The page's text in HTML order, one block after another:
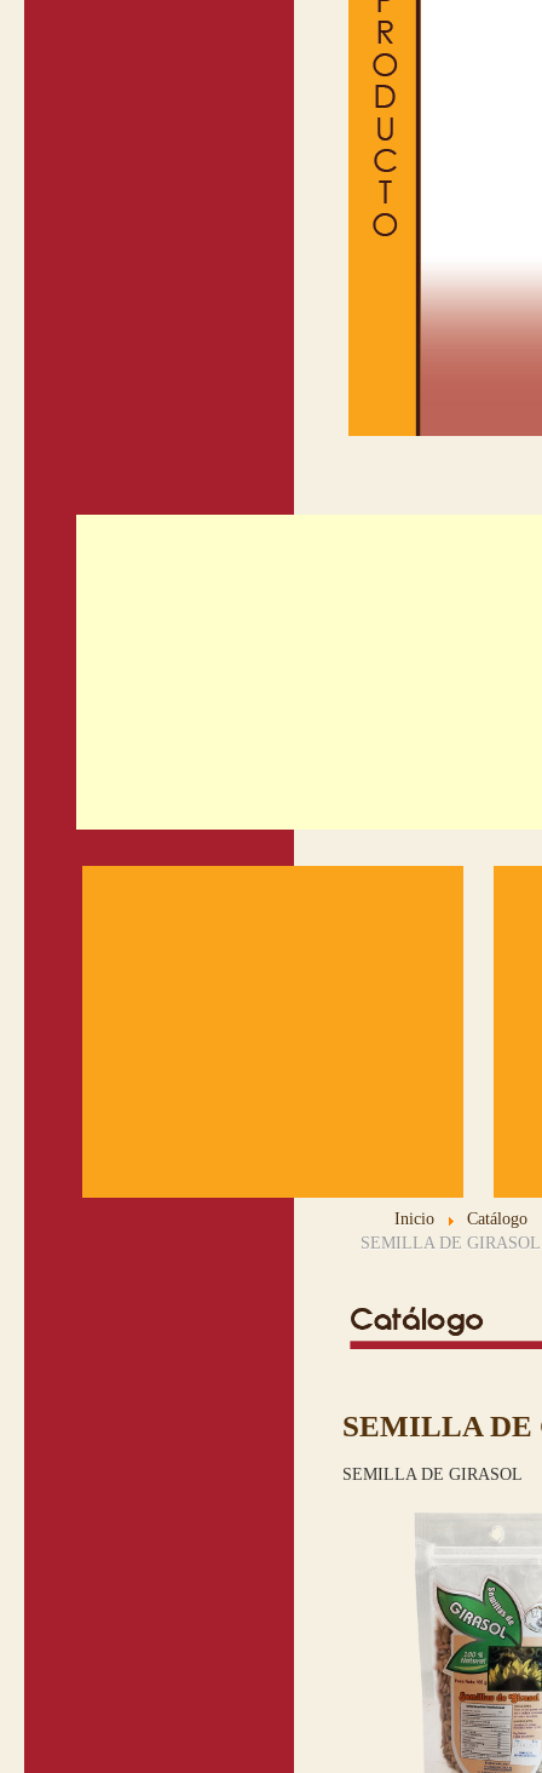
Inicio
Catálogo
SEMILLA DE GIRASOL
SEMILLA DE
SEMILLA DE GIRASOL